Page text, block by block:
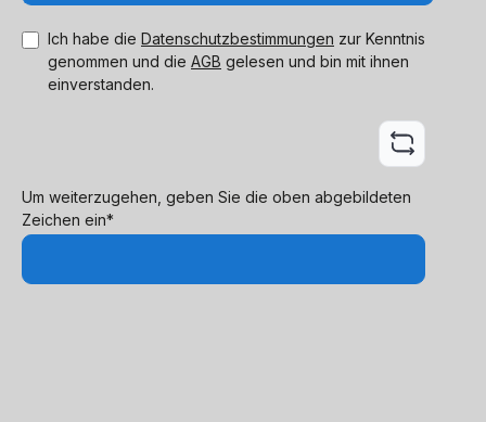
Ich habe die Datenschutzbestimmungen zur Kenntnis
genommen und die AGB gelesen und bin mit ihnen
einverstanden.
Um weiterzugehen, geben Sie die oben abgebildeten
Zeichen ein*